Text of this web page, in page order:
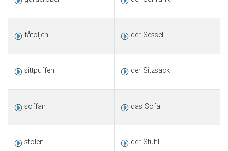
fåtöljen der Sessel
sittpuffen der Sitzsack
soffan das Sofa
stolen der Stuhl